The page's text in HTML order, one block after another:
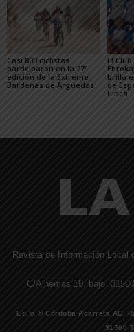
Casi 800 ciclistas
participaron en la 27ª
edición de la Extreme
Bardenas de Arguedas
El
brilla
de
Cinca
Revista de Información Local
C/Alhemas 10, bajo.
Edita © Córdoba Acarreta AC,
31500